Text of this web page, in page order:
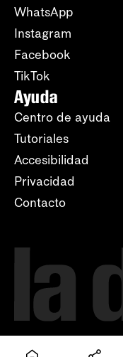
WhatsApp
Instagram
Facebook
TikTok
Ayuda
Centro de ayuda
Tutoriales
Accesibilidad
Privacidad
Contacto